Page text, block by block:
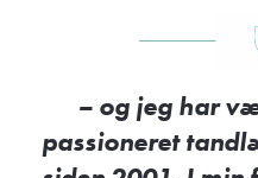
– og jeg har
passioneret